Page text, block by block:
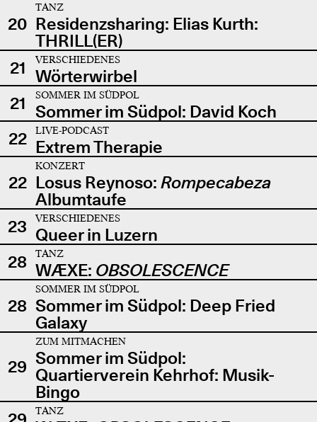
20
TANZ
Residenzsharing: Elias Kurth:
THRILL(ER)
21
VERSCHIEDENES
Wörterwirbel
21
SOMMER IM SÜDPOL
Sommer im Südpol: David Koch
22
LIVE-PODCAST
Extrem Therapie
22
KONZERT
Losus Reynoso: Rompecabeza
Albumtaufe
23
VERSCHIEDENES
Queer in Luzern
28
TANZ
WÆXE: OBSOLESCENCE
28
SOMMER IM SÜDPOL
Sommer im Südpol: Deep Fried
Galaxy
29
ZUM MITMACHEN
Sommer im Südpol:
Quartierverein Kehrhof: Musik-
Bingo
TANZ